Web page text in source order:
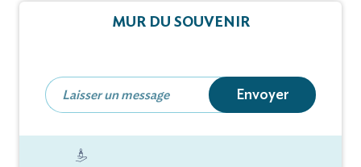
le 08 février 2023 à 10h00,
MUR DU SOUVENIR
Envoyer